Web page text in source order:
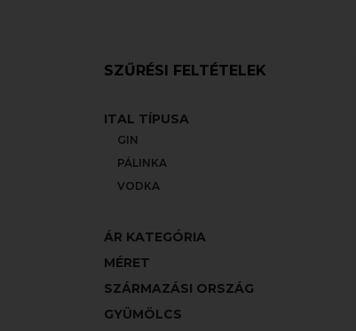
SZŰRÉSI FELTÉTELEK
ITAL TÍPUSA
GIN
PÁLINKA
VODKA
ÁR KATEGÓRIA
MÉRET
SZÁRMAZÁSI ORSZÁG
GYÜMÖLCS